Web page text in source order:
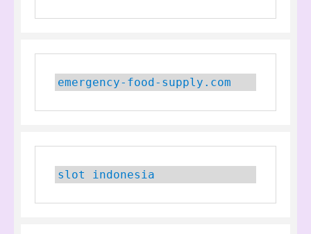
emergency-food-supply.com
slot indonesia